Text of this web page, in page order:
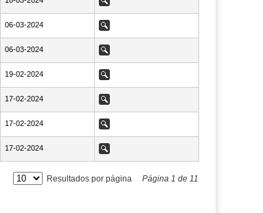
NaN06-03-2024
06-03-2024 Ver
NaN06-03-2024
06-03-2024 Ver
NaN19-02-2024
19-02-2024 Ver
NaN17-02-2024
17-02-2024 Ver
NaN17-02-2024
17-02-2024 Ver
NaN17-02-2024
17-02-2024 Ver
Resultados por página Página 1 de 11